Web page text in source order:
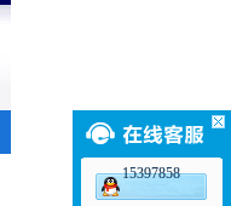
15397858